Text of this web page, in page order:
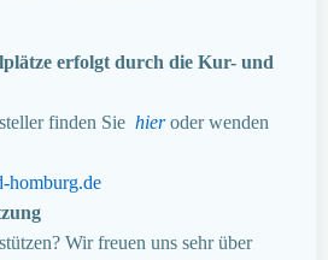
erfolgt durch die Kur- und
finden Sie hieroder wenden
homburg.de
Wir freuen uns sehr über